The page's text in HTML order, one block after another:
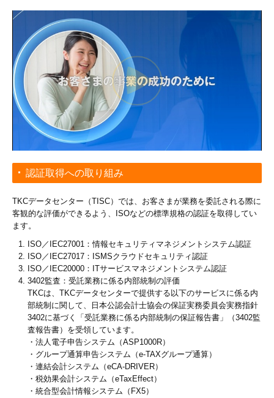
認証取得への取り組み
TKCデータセンター（TISC）では、お客さまが業務を委託される際に
客観的な評価ができるよう、ISOなどの標準規格の認証を取得してい
ます。
ISO／IEC27001：情報セキュリティマネジメントシステム認証
ISO／IEC27017：ISMSクラウドセキュリティ認証
ISO／IEC20000：ITサービスマネジメントシステム認証
3402監査：受託業務に係る内部統制の評価
TKCは、TKCデータセンターで提供する以下のサービスに係る内
部統制に関して、日本公認会計士協会の保証実務委員会実務指針
3402に基づく「受託業務に係る内部統制の保証報告書」（3402監
査報告書）を受領しています。
・法人電子申告システム（ASP1000R）
・グループ通算申告システム（e-TAXグループ通算）
・連結会計システム（eCA-DRIVER）
・税効果会計システム（eTaxEffect）
・統合型会計情報システム（FX5）